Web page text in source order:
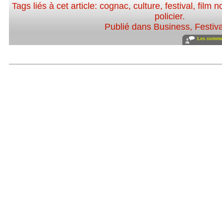
Tags liés à cet article:cognac,culture,festival,film
policier.
Publié dans Business,
Les